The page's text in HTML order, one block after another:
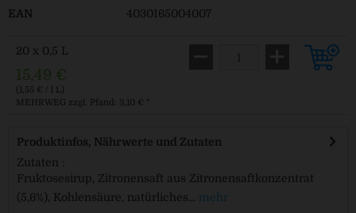
EAN
4030165004007
20 x 0,5 L
15,49 €
(1,55 € / 1 L)
MEHRWEG zzgl. Pfand: 3,10 € *
Produktinfos, Nährwerte und Zutaten
Zutaten :
Fruktosesirup, Zitronensaft aus Zitronensaftkonzentrat
(5,6%), Kohlensäure, natürliches...
mehr